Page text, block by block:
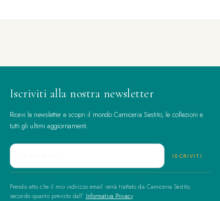
Iscriviti alla nostra newsletter
Ricevi la newsletter e scopri il mondo Camiceria Sestito, le collezioni e
tutti gli ultimi aggiornamenti.
Prendo atto che il mio indirizzo email verrà trattato da Camiceria Sestito,
secondo quanto previsto dall' Informativa Privacy.